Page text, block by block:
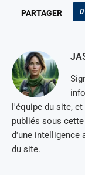
PARTAGER 0
l'équipe du site,
publiés sous
d'une intelligence
du site.